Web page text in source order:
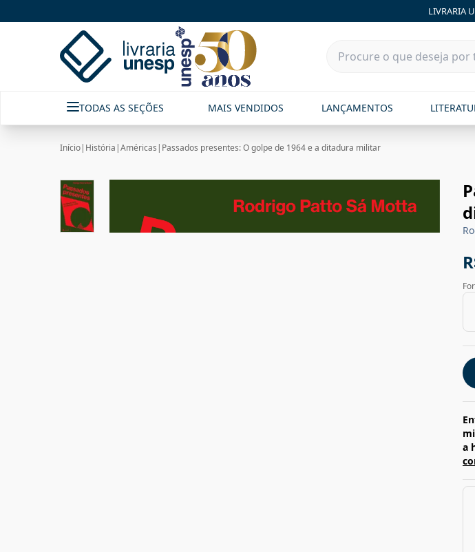
LIVRARIA
TODAS AS SEÇÕES MAIS VENDIDOS LANÇAMENTOS
Início| História |Américas | Passados presentes: O golpe de 1964 e a ditadura militar
a